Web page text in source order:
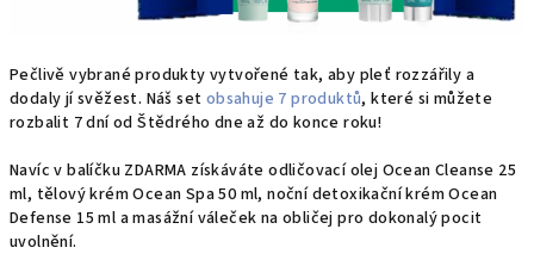
Pečlivě vybrané produkty vytvořené tak, aby pleť rozzářily a
dodaly jí svěžest. Náš set obsahuje 7 produktů, které si můžete
rozbalit 7 dní od Štědrého dne až do konce roku!
Navíc v balíčku ZDARMA získáváte odličovací olej Ocean Cleanse 25
ml, tělový krém Ocean Spa 50 ml, noční detoxikační krém Ocean
Defense 15 ml a masážní váleček na obličej pro dokonalý pocit
uvolnění.